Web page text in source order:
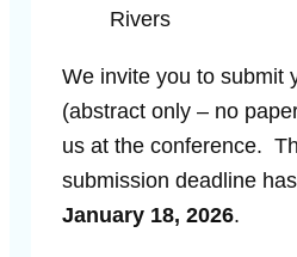
Rivers
We invite you to submit
(abstract only – no
us at the conference.
submission deadline
January 18, 2026.